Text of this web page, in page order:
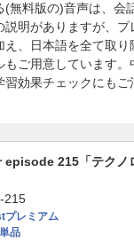
(無料版の)音声は、会
明がありますが、プ
え、日本語を全て取り
ご用意しています。
効果チェックにもご
215「テクノ
215
プレミアム
単品